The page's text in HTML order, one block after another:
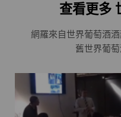
查看更多
網羅來自世界葡萄酒
舊世界葡